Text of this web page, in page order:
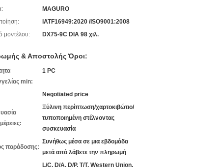
MAGURO
IATF16949:2020 /ISO9001:2008
μοντέλου:
DX75-9C DIA 98 χιλ.
& Αποστολής Όροι:
min:
1 PC
Negotiated price
Ξύλινη περίπτωση/χαρτοκιβώτιο/
τυποποιημένη στέλνοντας
συσκευασία
παράδοσης:
Συνήθως μέσα σε μια εβδομάδα
μετά από λάβετε την πληρωμή
L/C, D/A, D/P, T/T, Western Union,